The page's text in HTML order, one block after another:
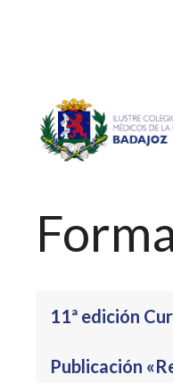
11ª edición
Publicación